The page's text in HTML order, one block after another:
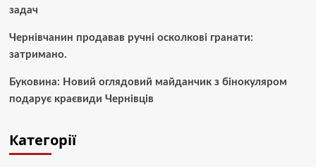
задач
Чернівчанин продавав ручні осколкові гранати:
затримано.
Буковина: Новий оглядовий майданчик з бінокуляром
подарує краєвиди Чернівців
Категорії